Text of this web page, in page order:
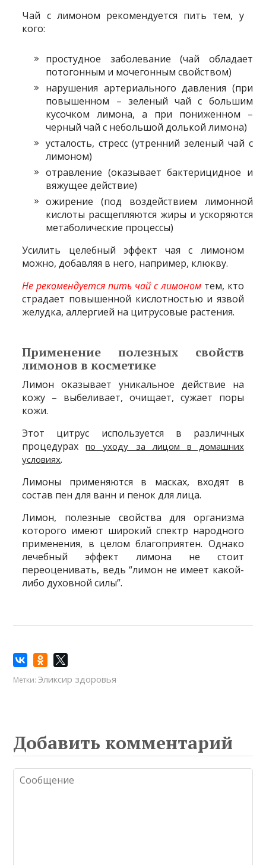
Чай с лимоном рекомендуется пить тем, у
кого:
простудное заболевание (чай обладает
потогонным и мочегонным свойством)
нарушения артериального давления (при
повышенном – зеленый чай с большим
кусочком лимона, а при пониженном –
черный чай с небольшой долькой лимона)
усталость, стресс (утренний зеленый чай с
лимоном)
отравление (оказывает бактерицидное и
вяжущее действие)
ожирение (под воздействием лимонной
кислоты расщепляются жиры и ускоряются
метаболические процессы)
Усилить целебный эффект чая с лимоном
можно, добавляя в него, например, клюкву.
Не рекомендуется пить чай с лимономтем, кто
страдает повышенной кислотностью и язвой
желудка, аллергией на цитрусовые растения.
Применение полезных свойств
лимонов в косметике
Лимон оказывает уникальное действие на
кожу – выбеливает, очищает, сужает поры
кожи.
Этот цитрус используется в различных
процедурахпо уходу за лицом в домашних
условиях.
Лимоны применяются в масках, входят в
состав пен для ванн и пенок для лица.
Лимон, полезные свойства для организма
которого имеют широкий спектр народного
применения, в целом благоприятен. Однако
лечебный эффект лимона не стоит
переоценивать, ведь “лимон не имеет какой-
либо духовной силы”.
Метки:Эликсир здоровья
Добавить комментарий